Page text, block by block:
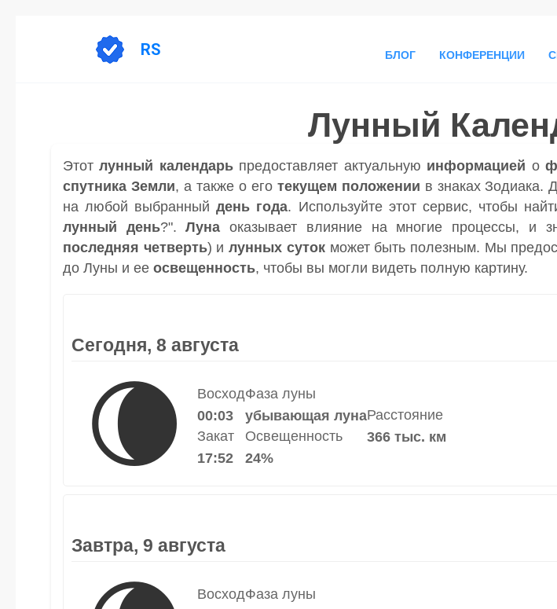
RS БЛОГ КОНФЕРЕНЦИИ
Лунный
Этотлунный календарьпредоставляет актуальную информацией о
спутника Земли, а также о его текущем положении в знаках Зодиака.
на любой выбранныйдень года. Используйте этот сервис, чтобы
лунный день?".Луна оказывает влияние на многие процессы, и
последняя четверть) илунных сутокможет быть полезным. Мы
до Луны и ее освещенность, чтобы вы могли видеть полную картину.
Сегодня, 8 августа
🌘
Восход
00:03
Закат
17:52
Фаза луны
убывающая луна
Освещенность
24%
Расстояние
366 тыс. км
Завтра, 9 августа
ВосходФаза луны